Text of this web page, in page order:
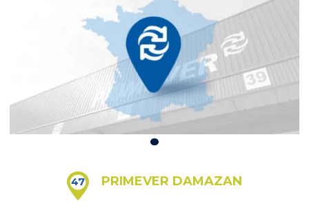
47 PRIMEVER DAMAZAN